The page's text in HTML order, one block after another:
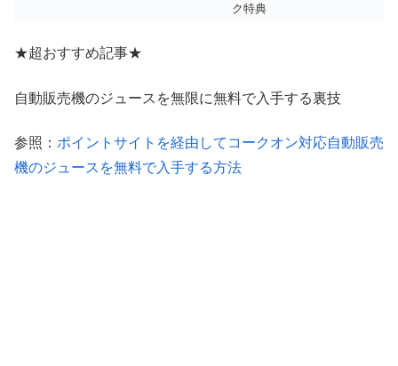
ク特典
★超おすすめ記事★
自動販売機のジュースを無限に無料で入手する裏技
参照： ポイントサイトを経由してコークオン対応自動販売
機のジュースを無料で入手する方法